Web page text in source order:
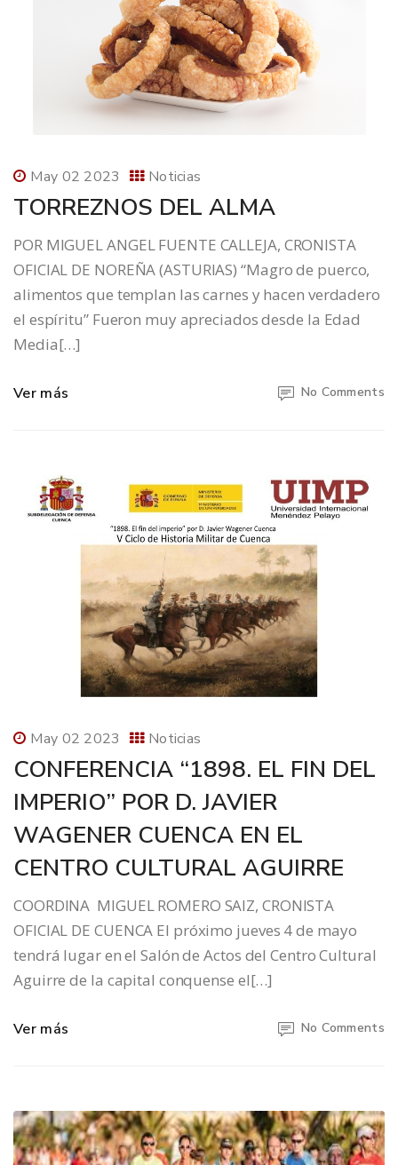
May 02 2023 Noticias
TORREZNOS DEL ALMA
POR MIGUEL ANGEL FUENTE CALLEJA, CRONISTA
OFICIAL DE NOREÑA (ASTURIAS) “Magro de puerco,
alimentos que templan las carnes y hacen verdadero
el espíritu” Fueron muy apreciados desde la Edad
Media[…]
Ver más No Comments
May 02 2023 Noticias
CONFERENCIA “1898. EL FIN DEL
IMPERIO” POR D. JAVIER
WAGENER CUENCA EN EL
CENTRO CULTURAL AGUIRRE
COORDINA MIGUEL ROMERO SAIZ, CRONISTA
OFICIAL DE CUENCA El próximo jueves 4 de mayo
tendrá lugar en el Salón de Actos del Centro Cultural
Aguirre de la capital conquense el[…]
Ver más No Comments